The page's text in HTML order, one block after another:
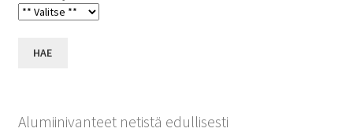
HAE
Alumiinivanteet netistä edullisesti